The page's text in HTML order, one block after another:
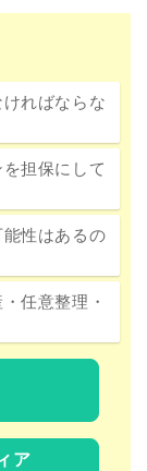
ればならな
担保にして
性はあるの
任意整理・
ア